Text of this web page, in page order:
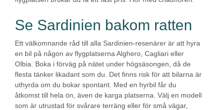
Se Sardinien bakom ratten
Ett välkomnande råd till alla Sardinien-resenärer är att hyra
en bil på någon av flygplatserna Alghero, Cagliari eller
Olbia. Boka i förväg på nätet under högsäsongen, då de
flesta tänker likadant som du. Det finns risk för att bilarna är
uthyrda om du bokar spontant. Med en hyrbil får du
åtkomst till hela ön, även de karga platserna. Välj en modell
som är utrustad för svårare terräng eller för små vägar,